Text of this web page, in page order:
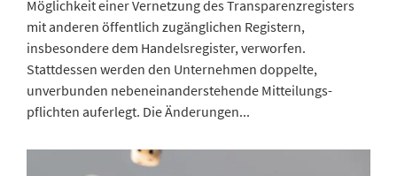
Möglichkeit einer Vernetzung des Transparenz­registers
mit anderen öffentlich zugänglichen Registern,
insbesondere dem Handelsregister, verworfen.
Stattdessen werden den Unternehmen doppelte,
unverbunden neben­einander­stehende Mitteilungs­
pflichten auferlegt. Die Änderungen...